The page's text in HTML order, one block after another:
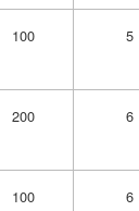
100 5
200 6
100 6